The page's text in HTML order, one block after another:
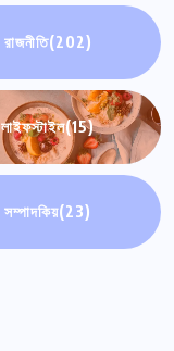
রাজনীতি(202)
লাইফস্টাইল(15)
সম্পাদকিয়(23)